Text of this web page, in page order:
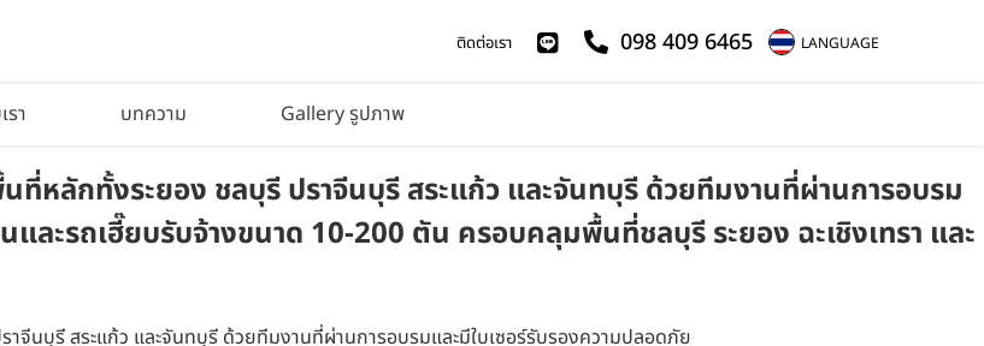
ติดต่อเรา 098 409 6465 LANGUAGE
รา บทความ Gallery รูปภาพ
ที่หลักทั้งระยอง ชลบุรี ปราจีนบุรี สระแก้ว และจันทบุรี ด้วยทีมงานที่ผ่านการอบรม
ละรถเฮี๊ยบรับจ้างขนาด 10-200 ตัน ครอบคลุมพื้นที่ชลบุรี ระยอง ฉะเชิงเทรา และ
จีนบุรี สระแก้ว และจันทบุรี ด้วยทีมงานที่ผ่านการอบรมและมีใบเซอร์รับรองความปลอดภัย